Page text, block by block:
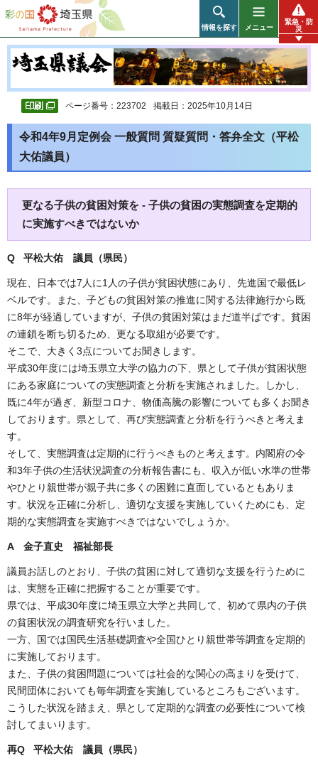
彩の国 埼玉県
情報を探す メニュー
緊急・防
災
ページ番号：223702 掲載日：2025年10月14日
令和4年9月定例会 一般質問 質疑質問・答弁全文（平松
大佑議員）
更なる子供の貧困対策を - 子供の貧困の実態調査を定期的
に実施すべきではないか
Q 平松大佑 議員（県民）
現在、日本では7人に1人の子供が貧困状態にあり、先進国で最低レ
ベルです。また、子どもの貧困対策の推進に関する法律施行から既
に8年が経過していますが、子供の貧困対策はまだ道半ばです。貧困
の連鎖を断ち切るため、更なる取組が必要です。
そこで、大きく3点についてお聞きします。
平成30年度には埼玉県立大学の協力の下、県として子供が貧困状態
にある家庭についての実態調査と分析を実施されました。しかし、
既に4年が過ぎ、新型コロナ、物価高騰の影響についても多くお聞き
しております。県として、再び実態調査と分析を行うべきと考えま
す。
そして、実態調査は定期的に行うべきものと考えます。内閣府の令
和3年子供の生活状況調査の分析報告書にも、収入が低い水準の世帯
やひとり親世帯が親子共に多くの困難に直面しているともありま
す。状況を正確に分析し、適切な支援を実施していくためにも、定
期的な実態調査を実施すべきではないでしょうか。
A 金子直史 福祉部長
議員お話しのとおり、子供の貧困に対して適切な支援を行うために
は、実態を正確に把握することが重要です。
県では、平成30年度に埼玉県立大学と共同して、初めて県内の子供
の貧困状況の調査研究を行いました。
一方、国では国民生活基礎調査や全国ひとり親世帯等調査を定期的
に実施しております。
また、子供の貧困問題については社会的な関心の高まりを受けて、
民間団体においても毎年調査を実施しているところもございます。
こうした状況を踏まえ、県として定期的な調査の必要性について検
討してまいります。
再Q 平松大佑 議員（県民）